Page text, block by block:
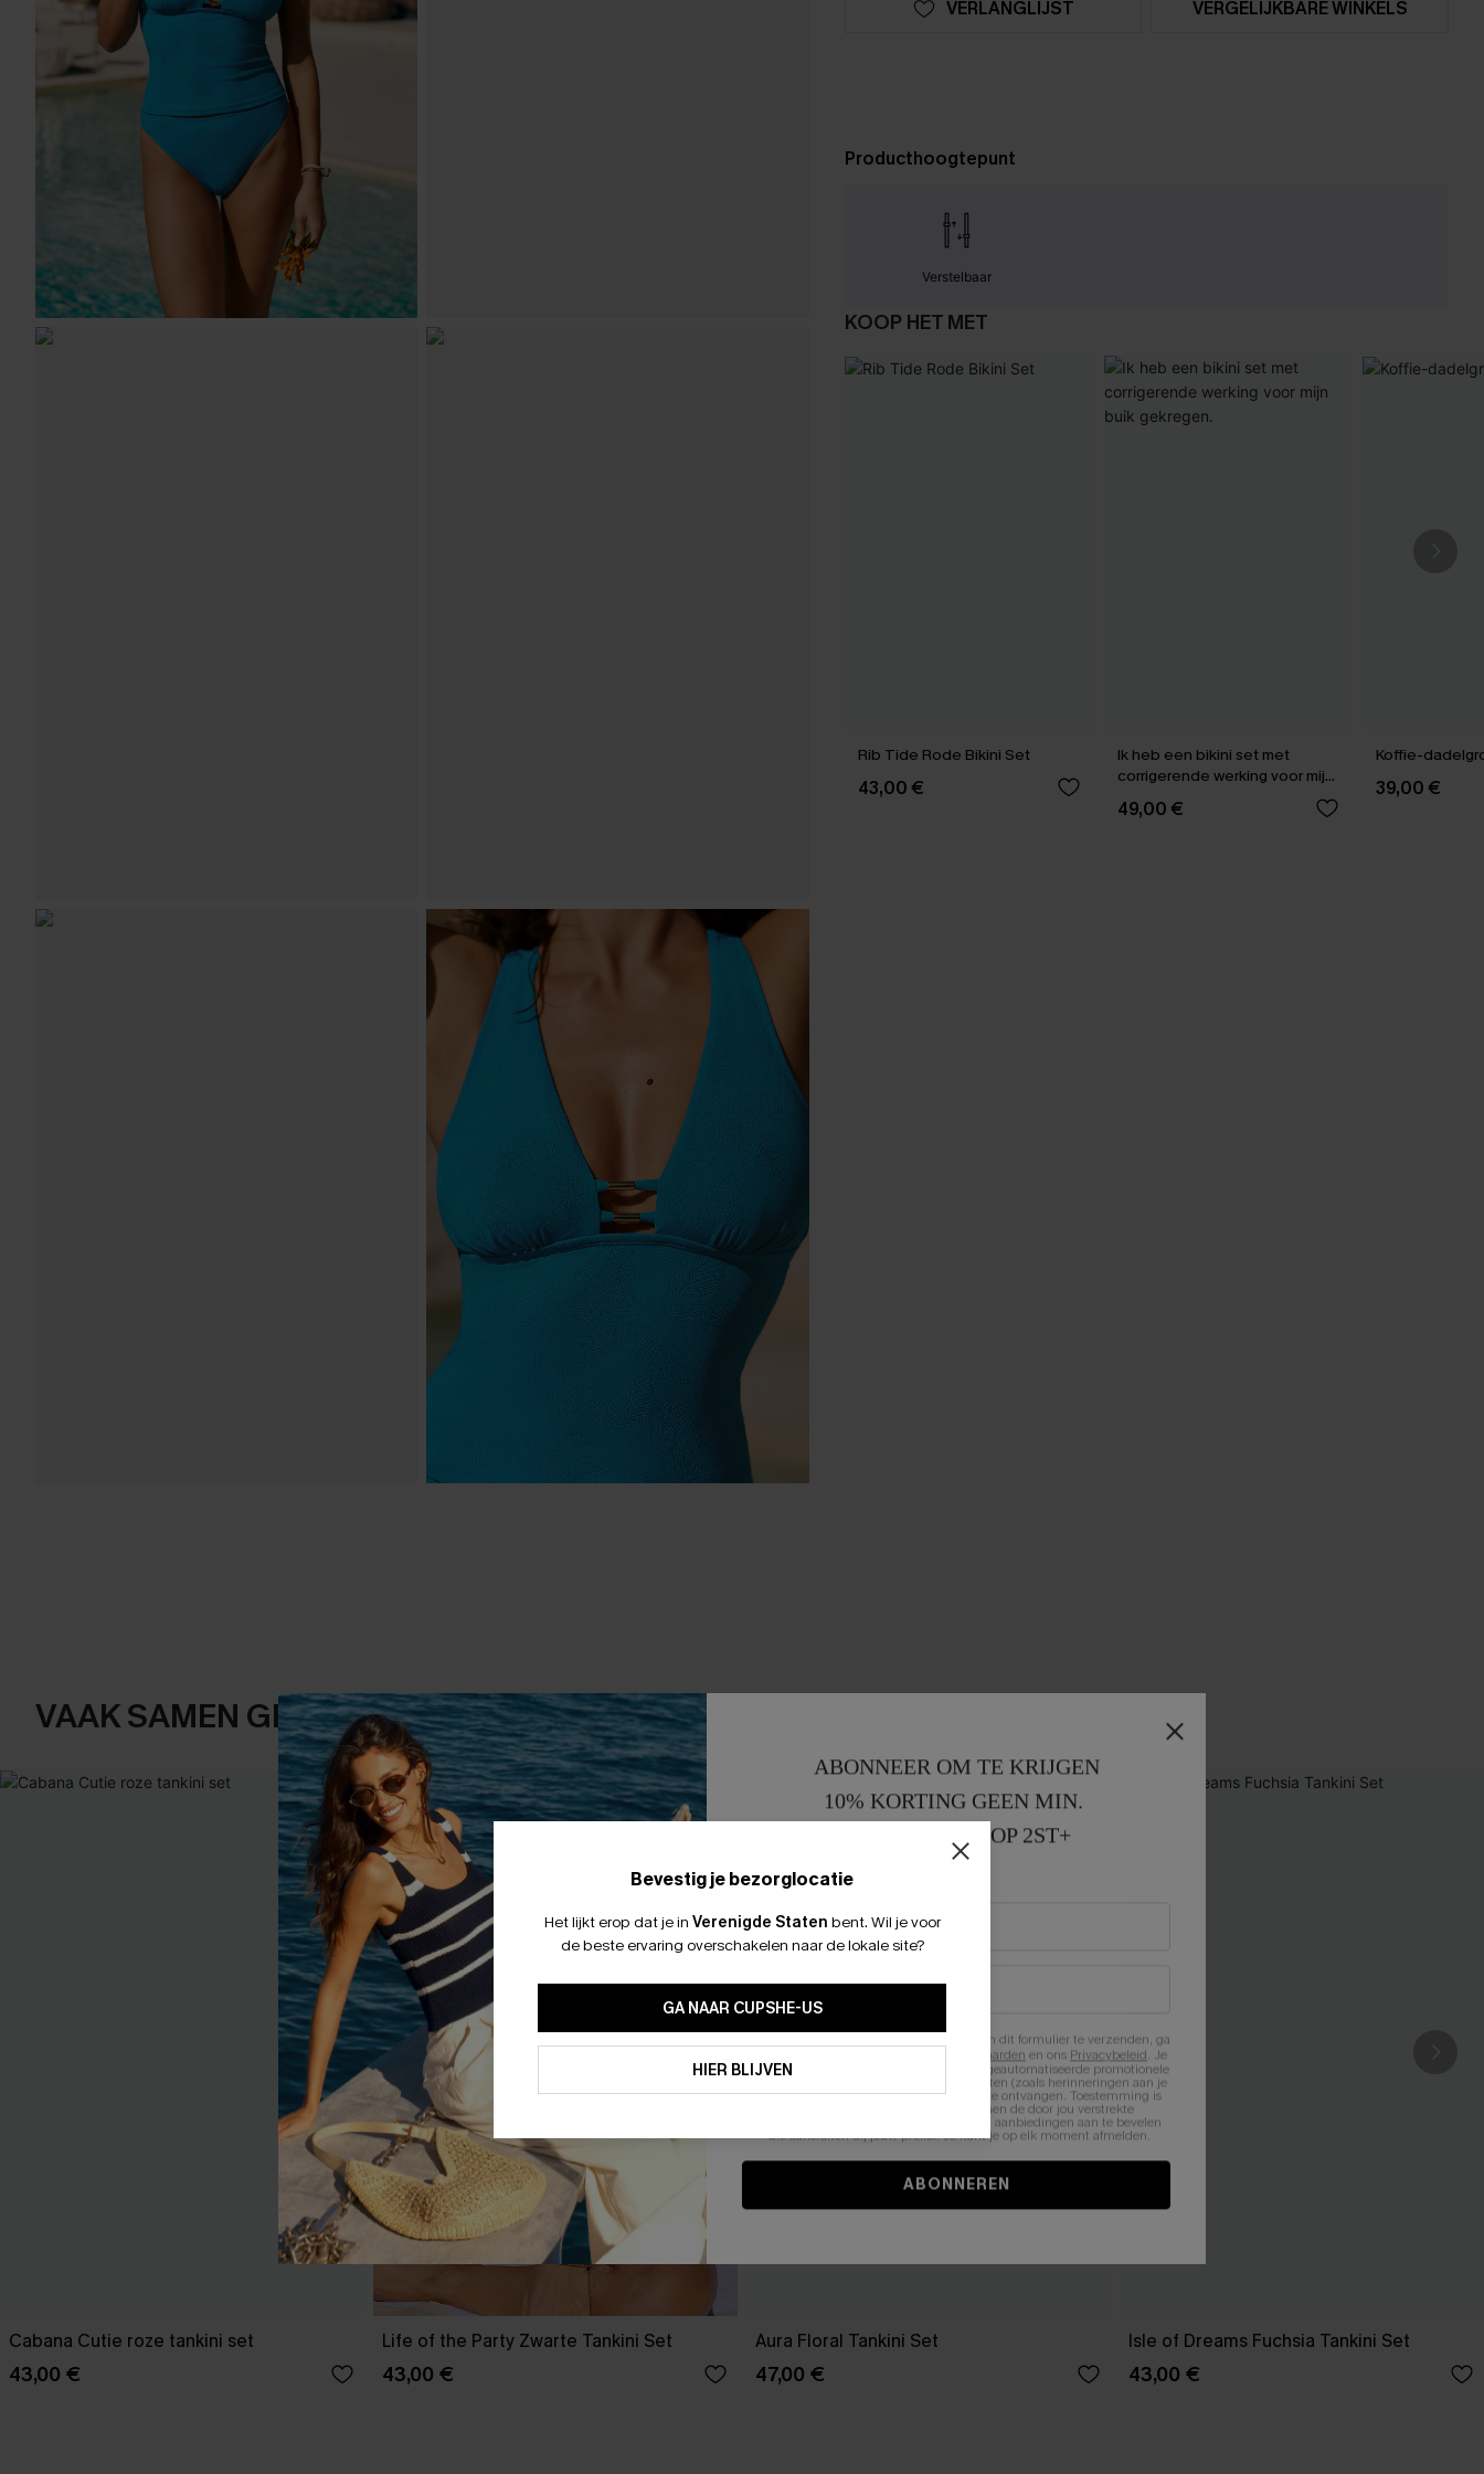
VERLANGLIJST VERGELIJKBARE WINKELS
Producthoogtepunt
Verstelbaar
KOOP HET MET
Rib Tide Rode Bikini Set
43,00 €
Ik heb een bikini set met
corrigerende werking voor mijn
buik gekregen.
49,00 €
Koffie-
39,00 €
VAAK SAMEN GEKOCHT
Cabana Cutie roze tankini set
43,00 €
Life of the Party Zwarte Tankini Set
43,00 €
Aura Floral Tankini Set
47,00 €
Isle of Dreams Fuchsia Tankini Set
43,00 €
Bevestig je bezorglocatie
Het lijkt erop dat je in Verenigde Staten bent. Wil je voor
de beste ervaring overschakelen naar de lokale site?
GA NAAR CUPSHE-US
HIER BLIJVEN
ABONNEER OM TE KRIJGEN
10% KORTING GEEN MIN.
15% KORTING OP 2ST+
Door je contactgegevens in te vullen en dit formulier te verzenden, ga
Algemene Voorwaarden en ons Privacybeleid. Je
stemt er tevens mee in om herhaalde geautomatiseerde promotionele
en gepersonaliseerde marketingberichten (zoals herinneringen aan je
winkelwagen) en e-mails van Cupshe te ontvangen. Toestemming is
niet vereist voor een aankoop. We kunnen de door jou verstrekte
informatie gebruiken om producten en aanbiedingen aan te bevelen
die aansluiten bij jouw profiel. Je kunt je op elk moment afmelden.
ABONNEREN